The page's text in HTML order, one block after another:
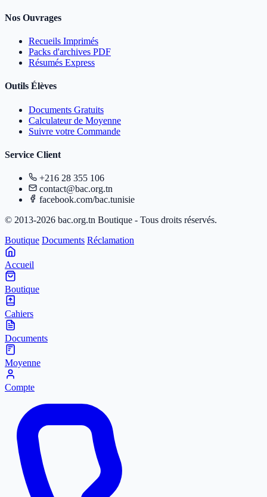
Nos Ouvrages
Recueils Imprimés
Packs d'archives PDF
Résumés Express
Outils Élèves
Documents Gratuits
Calculateur de Moyenne
Suivre votre Commande
Service Client
+216 28 355 106
contact@bac.org.tn
facebook.com/bac.tunisie
© 2013-2026 bac.org.tn Boutique - Tous droits réservés.
Boutique Documents Réclamation
Accueil
Boutique
Cahiers
Documents
Moyenne
Compte